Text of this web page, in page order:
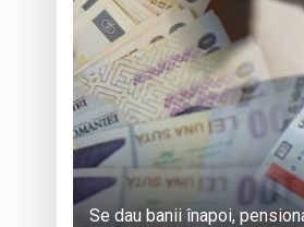
Se dau banii înapoi,